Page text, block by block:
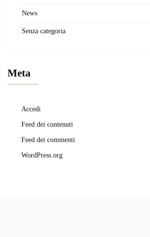
News
Senza categoria
Meta
Accedi
Feed dei contenuti
Feed dei commenti
WordPress.org